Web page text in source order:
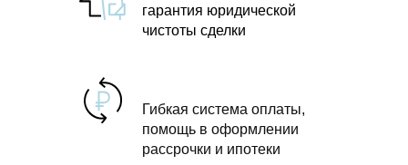
гарантия юридической
чистоты сделки
Гибкая система оплаты,
помощь в оформлении
рассрочки и ипотеки